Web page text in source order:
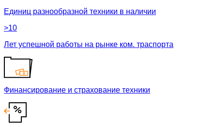
Единиц разнообразной техники в наличии
>10
Лет успешной работы на рынке ком. траспорта
Финансирование и страхование техники